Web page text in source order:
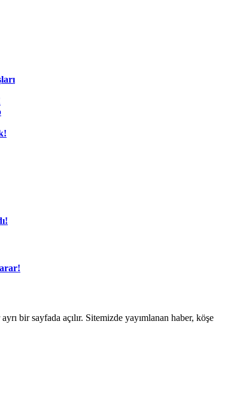
bir sayfada açılır. Sitemizde yayımlanan haber, köşe